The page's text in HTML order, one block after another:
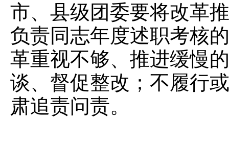
市、县级团委要将改革
负责同志年度述职考核
革重视不够、推进缓慢
谈、督促整改；不履行
肃追责问责。